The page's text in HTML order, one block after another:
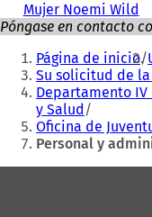
Mujer Noemi Wild
Póngase en contacto
Estás
aquí:
Página de inicio
Su solicitud de la
Departamento IV
y Salud
Oficina de
Personal y